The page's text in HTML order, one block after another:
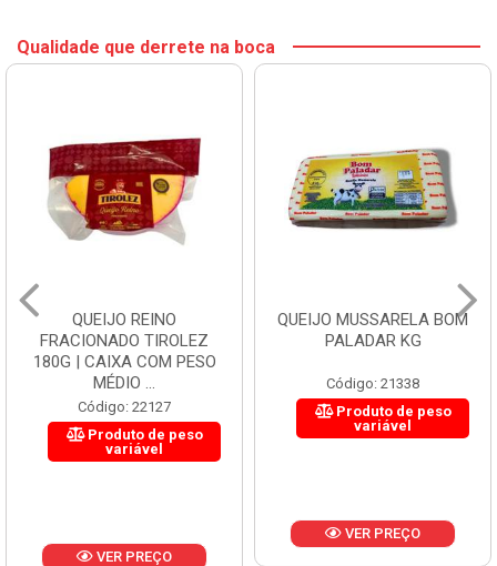
Qualidade que derrete na boca
QUEIJO REINO
FRACIONADO TIROLEZ
180G | CAIXA COM PESO
MÉDIO ...
Código: 22127
Produto de peso
variável
VER PREÇO
QUEIJO MUSSARELA BOM
PALADAR KG
Código: 21338
Produto de peso
variável
VER PREÇO